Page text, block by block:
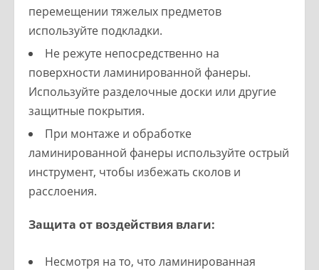
перемещении тяжелых предметов
используйте подкладки.
Не режуте непосредственно на
поверхности ламинированной фанеры.
Используйте разделочные доски или другие
защитные покрытия.
При монтаже и обработке
ламинированной фанеры используйте острый
инструмент, чтобы избежать сколов и
расслоения.
Защита от воздействия влаги:
Несмотря на то, что ламинированная